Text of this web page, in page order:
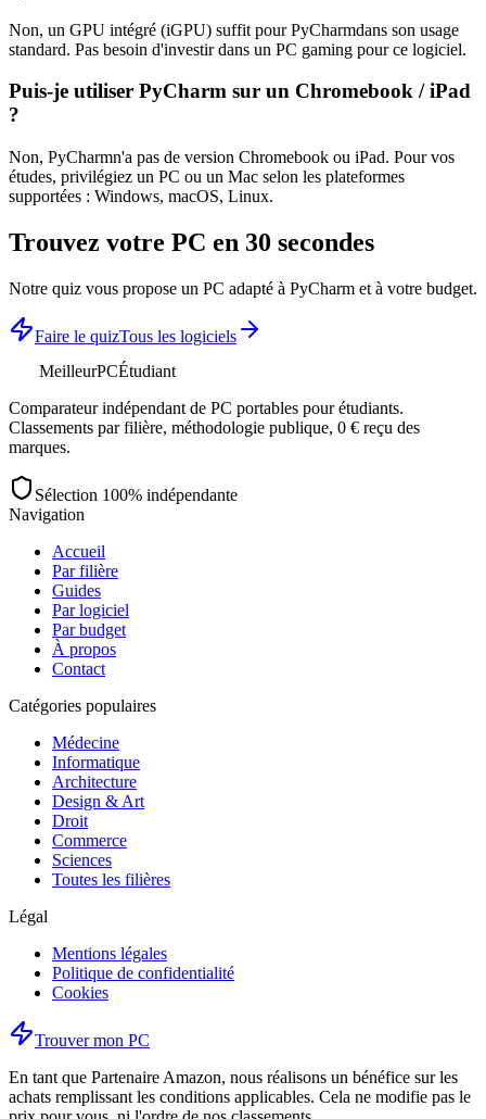
Non, un GPU intégré (iGPU) suffit pourPyCharmdans son usage
standard. Pas besoin d'investir dans un PC gaming pour ce logiciel.
Puis-je utiliser PyCharm sur un Chromebook / iPad
?
Non, PyCharmn'a pas de version Chromebook ou iPad. Pour vos
études, privilégiez un PC ou un Mac selon les plateformes
supportées : Windows, macOS, Linux.
Trouvez votre PC en 30 secondes
Notre quiz vous propose un PC adapté à PyCharm et à votre budget.
Faire le quizTous les logiciels
MeilleurPCÉtudiant
Comparateur indépendant de PC portables pour étudiants.
Classements par filière, méthodologie publique, 0 € reçu des
marques.
Sélection 100% indépendante
Navigation
Accueil
Par filière
Guides
Par logiciel
Par budget
À propos
Contact
Catégories populaires
Médecine
Informatique
Architecture
Design & Art
Droit
Commerce
Sciences
Toutes les filières
Légal
Mentions légales
Politique de confidentialité
Cookies
Trouver mon PC
En tant que Partenaire Amazon, nous réalisons un bénéfice sur les
achats remplissant les conditions applicables. Cela ne modifie pas le